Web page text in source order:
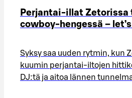
Perjantai-illat Zetorissa
cowboy-hengessä –
Syksy saa uuden rytmin, kun
kuumin perjantai-iltojen
DJ:tä ja aitoa lännen